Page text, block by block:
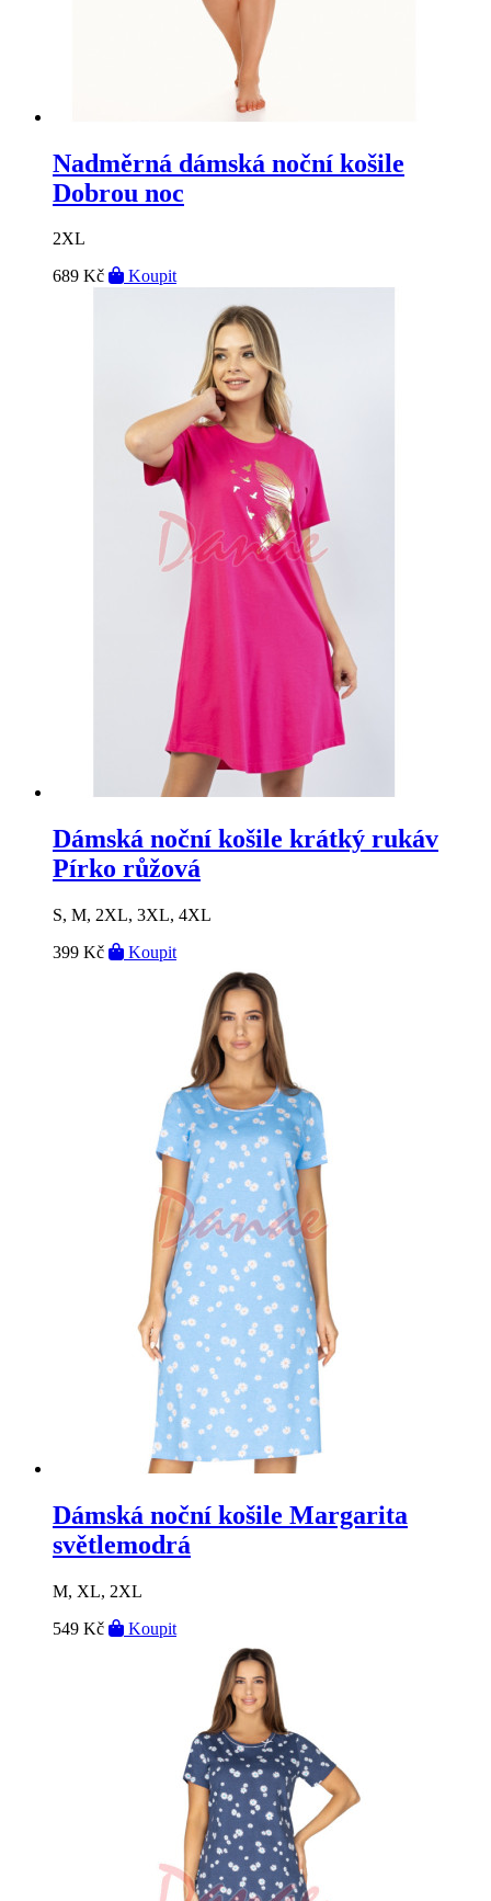
Nadměrná dámská noční košile
Dobrou noc
2XL
689 Kč
Koupit
Dámská noční košile krátký rukáv
Pírko růžová
S, M, 2XL, 3XL, 4XL
399 Kč
Koupit
Dámská noční košile Margarita
světlemodrá
M, XL, 2XL
549 Kč
Koupit